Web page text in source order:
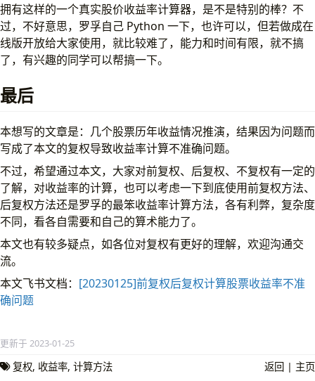
拥有这样的一个真实股价收益率计算器，是不是特别的棒？不
过，不好意思，罗孚自己 Python 一下，也许可以，但若做成在
线版开放给大家使用，就比较难了，能力和时间有限，就不搞
了，有兴趣的同学可以帮搞一下。
最后
本想写的文章是：几个股票历年收益情况推演，结果因为问题而
写成了本文的复权导致收益率计算不准确问题。
不过，希望通过本文，大家对前复权、后复权、不复权有一定的
了解，对收益率的计算，也可以考虑一下到底使用前复权方法、
后复权方法还是罗孚的最笨收益率计算方法，各有利弊，复杂度
不同，看各自需要和自己的算术能力了。
本文也有较多疑点，如各位对复权有更好的理解，欢迎沟通交
流。
本文飞书文档： [20230125]前复权后复权计算股票收益率不准
确问题
更新于 2023-01-25
复权 收益率 计算方法 返回 | 主页